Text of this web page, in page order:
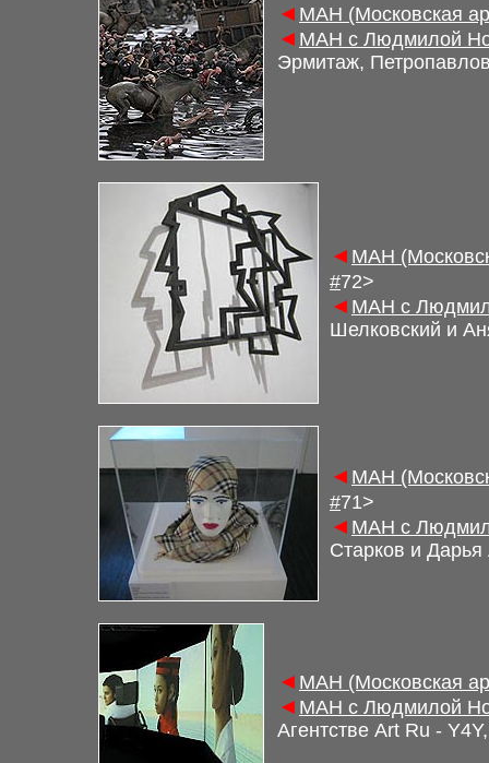
◄ МАН (Московская
◄ МАН с Людмилой
Эрмитаж,
◄ МАН
#72>
◄ МАН с
Шелковский и
◄ МАН
#71>
◄ МАН с
Старков и Дарья
◄ МАН (Московская
◄ МАН с Людмилой
Агентстве Art Ru -